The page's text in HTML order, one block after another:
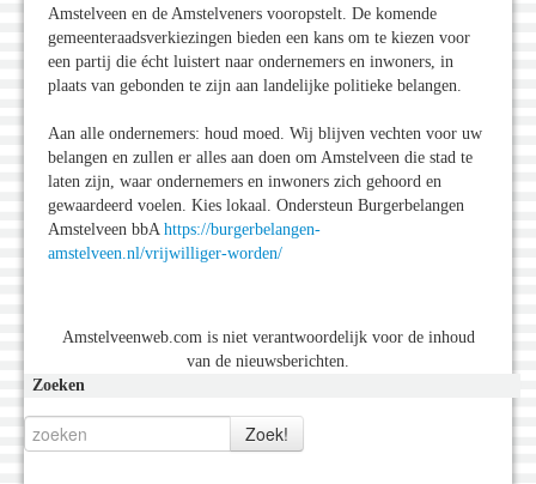
Amstelveen en de Amstelveners vooropstelt. De komende
gemeenteraadsverkiezingen bieden een kans om te kiezen voor
een partij die écht luistert naar ondernemers en inwoners, in
plaats van gebonden te zijn aan landelijke politieke belangen.
Aan alle ondernemers: houd moed. Wij blijven vechten voor uw
belangen en zullen er alles aan doen om Amstelveen die stad te
laten zijn, waar ondernemers en inwoners zich gehoord en
gewaardeerd voelen. Kies lokaal. Ondersteun Burgerbelangen
Amstelveen bbA https://burgerbelangen-
amstelveen.nl/vrijwilliger-worden/
Amstelveenweb.com is niet verantwoordelijk voor de inhoud
van de nieuwsberichten.
Zoeken